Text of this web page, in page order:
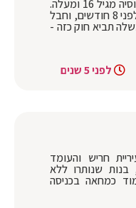
חובת חיסונים על כל האוכלוסיה מגיל 16 ומעלה.
היינו צריכים לעשות את זה לפני 8 חודשים, וחבל
תביא חוק כזה -
לפני 5 שנים
חריש והעומד
בנות שנותרו ללא
כמחאה בכניסה